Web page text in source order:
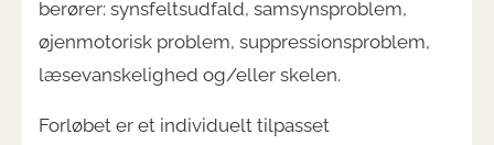
berører: synsfeltsudfald, samsynsproblem,
øjenmotorisk problem, suppressionsproblem,
læsevanskelighed og/eller skelen.
Forløbet er et individuelt tilpasset